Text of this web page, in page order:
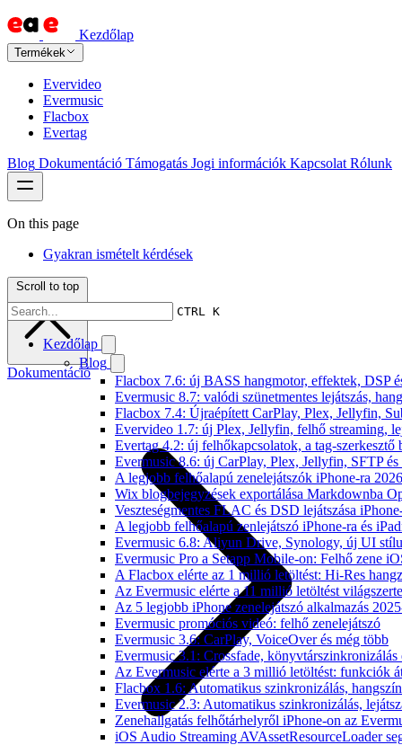
Kezdőlap
Termékek
Evervideo
Evermusic
Flacbox
Evertag
Blog Dokumentáció Támogatás Jogi információk Kapcsolat Rólunk
CTRL K
Kezdőlap
Blog
Flacbox 7.6: új BASS hangmotor, effektek, DSP
Evermusic 8.7: valódi szünetmentes lejátszás,
Flacbox 7.4: Újraépített CarPlay, Plex, Jellyfin,
Evervideo 1.7: új Plex, Jellyfin, felhő streaming,
Evertag 4.2: új felhőkapcsolatok, a tag-szerkesztő
Evermusic 8.6: új CarPlay, Plex, Jellyfin, SFTP
A legjobb felhőalapú zenelejátszók iPhone-ra
Wix blogbejegyzések exportálása Markdownba
Veszteségmentes FLAC és DSD lejátszása
A legjobb felhőalapú zenlejátszó iPhone-ra és
Evermusic 6.8: Aliyun Drive, Synology, új UI
Evermusic Pro a Setapp Mobile-on: Felhő zene
A Flacbox elérte az 1 millió letöltést: Hi-Res
Az Evermusic elérte a 11 millió letöltést világszerte
Az 5 legjobb iPhone zenelejátszó alkalmazás
Evermusic promóciós videó: felhő zenelejátszó
Evermusic 3.6: CarPlay, VoiceOver és még több
Evermusic 3.1: Crossfade, könyvtárszinkronizálás
Az Evermusic elérte a 3 millió letöltést: funkciók
Flacbox 1.6: Automatikus szinkronizálás,
Evermusic 2.3: Automatikus szinkronizálás,
Zenehallgatás felhőtárhelyről iPhone-on az
iOS Audio Streaming AVAssetResourceLoader
On this page
Gyakran ismételt kérdések
Scroll to top
Dokumentáció